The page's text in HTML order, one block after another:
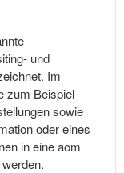
und
Im
zum Beispiel
sowie
oder eines
in eine aom